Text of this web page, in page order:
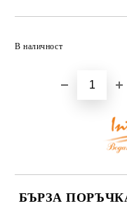
В наличност
БЪРЗА